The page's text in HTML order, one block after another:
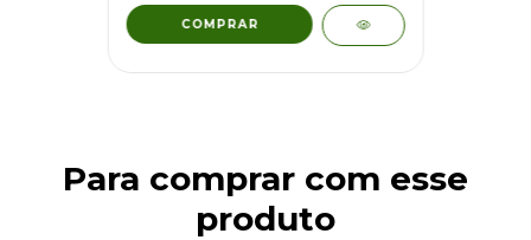
Para comprar com esse
produto